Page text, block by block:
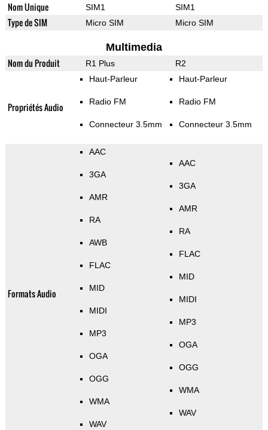
Nom Unique SIM1 SIM1
Type de SIM Micro SIM Micro SIM
Multimedia
Nom du Produit R1 Plus R2
Propriétés Audio
Haut-Parleur
Radio FM
Connecteur 3.5mm
Haut-Parleur
Radio FM
Connecteur 3.5mm
Formats Audio
AAC
3GA
AMR
RA
AWB
FLAC
MID
MIDI
MP3
OGA
OGG
WMA
WAV
AAC
3GA
AMR
RA
FLAC
MID
MIDI
MP3
OGA
OGG
WMA
WAV